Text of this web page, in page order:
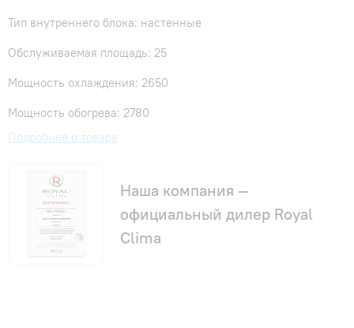
Тип внутреннего блока: настенные
Обслуживаемая площадь: 25
Мощность охлаждения: 2650
Мощность обогрева: 2780
Подробнее о товаре
Наша компания —
официальный дилер Royal
Clima